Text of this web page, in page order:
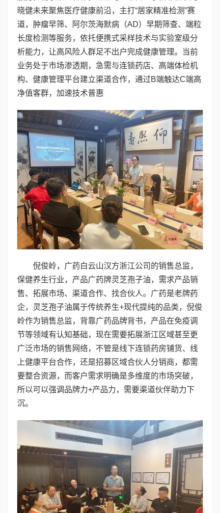
晓健未来聚焦医疗健康前沿，主打“居家精准检测”赛
道，肿瘤早筛、阿尔茨海默病（AD）早期筛查、端粒
长度检测等服务，依托便携式采样技术与实验室级分
析能力，让高风险人群足不出户完成健康管理。当前
业务处于市场渗透期，急需与连锁药店、高端体检机
构、健康管理平台建立渠道合作，通过B端触达C端高
净值客群，加速技术普惠
倪俊岭，广药白云山汉方浙江公司的销售总监，
保健养生行业，产品广药牌灵芝孢子油，需求产品销
售、拓展市场、渠道合作、找合伙人。广药是老牌药
企，灵芝孢子油属于传统养生+现代提纯的品类，倪俊
岭作为销售总监，背靠广药品牌背书，产品在免疫调
节等领域有认知基础，现在需要拓展浙江区域甚至更
广泛市场的销售网络，不管是线下连锁药房铺货、线
上健康平台合作，还是招募区域合伙人分销商，都需
要整合资源，而客户需求明确是多维度的市场突破，
所以可以强调品牌力+产品力，需要渠道伙伴助力下
沉。